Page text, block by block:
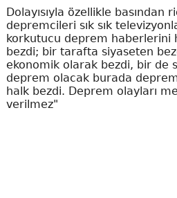
Dolayısıyla özellikle
depremcileri sık sık
korkutucu deprem haberlerini
bezdi; bir tarafta siyaseten
ekonomik olarak bezdi, bir de
deprem olacak burada
halk bezdi. Deprem olayları
verilmez"